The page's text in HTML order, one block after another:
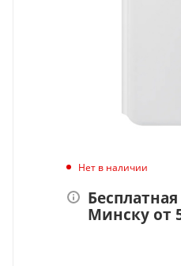
Нет в наличии
Минску от